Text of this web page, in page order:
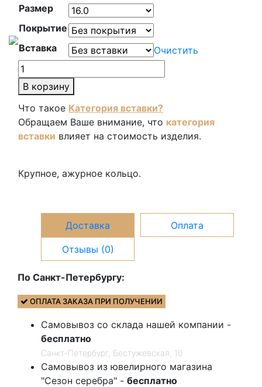
Размер
Покрытие
Вставка
Очистить
Количество
товара
Кольцо
11038
В корзину
Что такое Категория вставки?
Обращаем Ваше внимание, что категория
вставки влияет на стоимость изделия.
Крупное, ажурное кольцо.
Доставка Оплата
Отзывы (0)
По Санкт-Петербургу:
ОПЛАТА ЗАКАЗА ПРИ ПОЛУЧЕНИИ
Самовывоз со склада нашей компании -
бесплатно
Санкт-Петербург, Бестужевская, 10
Самовывоз из ювелирного магазина
"Сезон серебра" - бесплатно